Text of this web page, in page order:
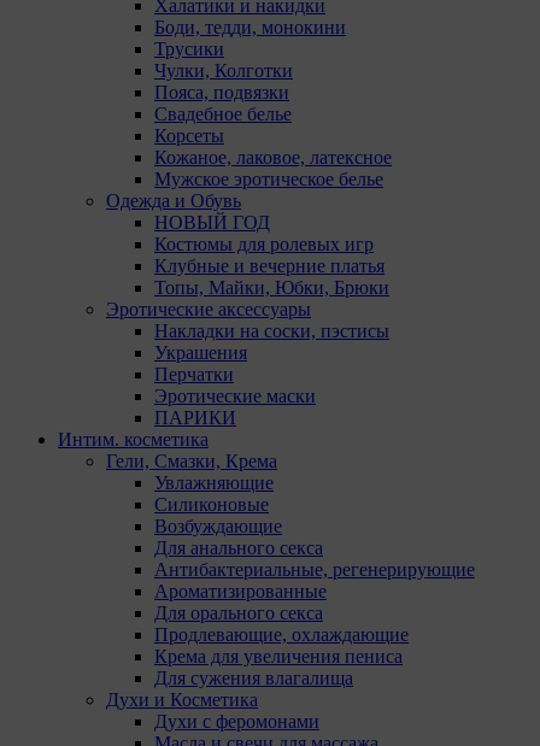
Халатики и накидки
Боди, тедди, монокини
Трусики
Чулки, Колготки
Пояса, подвязки
Свадебное белье
Корсеты
Кожаное, лаковое, латексное
Мужское эротическое белье
Одежда и Обувь
НОВЫЙ ГОД
Костюмы для ролевых игр
Клубные и вечерние платья
Топы, Майки, Юбки, Брюки
Эротические аксессуары
Накладки на соски, пэстисы
Украшения
Перчатки
Эротические маски
ПАРИКИ
Интим. косметика
Гели, Смазки, Крема
Увлажняющие
Силиконовые
Возбуждающие
Для анального секса
Антибактериальные, регенерирующие
Ароматизированные
Для орального секса
Продлевающие, охлаждающие
Крема для увеличения пениса
Для сужения влагалища
Духи и Косметика
Духи с феромонами